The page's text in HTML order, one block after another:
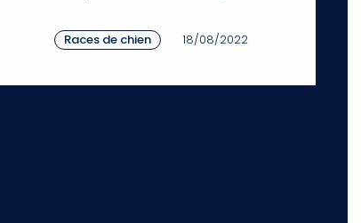
Races de chien 18/08/2022